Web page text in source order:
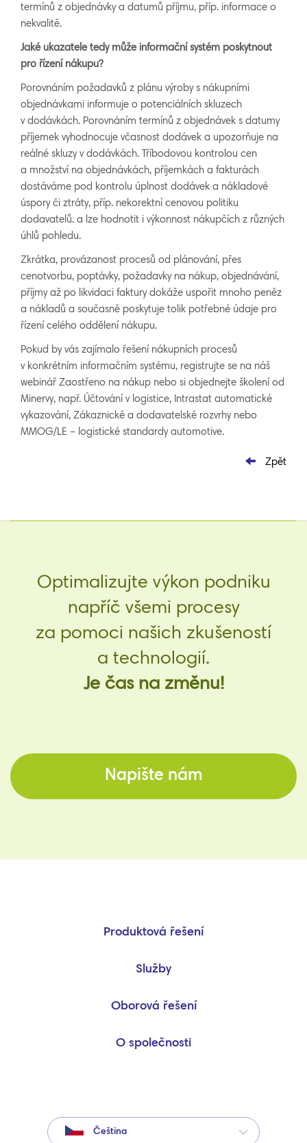
termínů z objednávky a datumů příjmu, příp. informace o
nekvalitě.
Jaké ukazatele tedy může informační systém poskytnout
pro řízení nákupu?
Porovnáním požadavků z plánu výroby s nákupními
objednávkami informuje o potenciálních skluzech
v dodávkách. Porovnáním termínů z objednávek s datumy
příjemek vyhodnocuje včasnost dodávek a upozorňuje na
reálné skluzy v dodávkách. Tříbodovou kontrolou cen
a množství na objednávkách, příjemkách a fakturách
dostáváme pod kontrolu úplnost dodávek a nákladové
úspory či ztráty, příp. nekorektní cenovou politiku
dodavatelů. a lze hodnotit i výkonnost nákupčích z různých
úhlů pohledu.
Zkrátka, provázanost procesů od plánování, přes
cenotvorbu, poptávky, požadavky na nákup, objednávání,
příjmy až po likvidaci faktury dokáže uspořit mnoho peněz
a nákladů a současně poskytuje tolik potřebné údaje pro
řízení celého oddělení nákupu.
Pokud by vás zajímalo řešení nákupních procesů
v konkrétním informačním systému, registrujte se na náš
webinář Zaostřeno na nákup nebo si objednejte školení od
Minervy, např. Účtování v logistice, Intrastat automatické
vykazování, Zákaznické a dodavatelské rozvrhy nebo
MMOG/LE – logistické standardy automotive.
Zpět
Optimalizujte výkon podniku
napříč všemi procesy
za pomoci našich zkušeností
a technologií.
Je čas na změnu!
Napište nám
Produktová řešení
Služby
Oborová řešení
O společnosti
Čeština